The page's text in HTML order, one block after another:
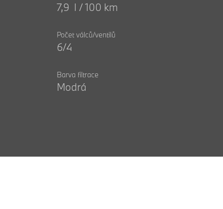
7,9 l / 100 km
Počet válců/ventilů
6/4
Barva filtrace
Modrá